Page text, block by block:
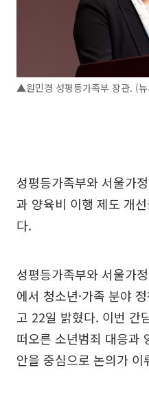
▲원민경 성평등가족부 장관. (
성평등가족부와 서울가
과 양육비 이행 제도 개
다.
성평등가족부와 서울가
에서 청소년·가족 분야
고 22일 밝혔다. 이번 간
떠오른 소년범죄 대응과
안을 중심으로 논의가 이